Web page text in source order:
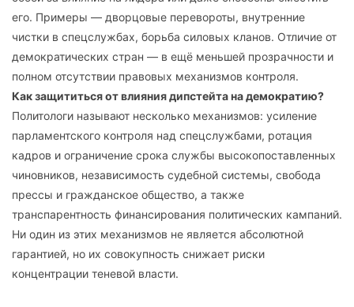
его. Примеры — дворцовые перевороты, внутренние
чистки в спецслужбах, борьба силовых кланов. Отличие от
демократических стран — в ещё меньшей прозрачности и
полном отсутствии правовых механизмов контроля.
Как защититься от влияния дипстейта на демократию?
Политологи называют несколько механизмов: усиление
парламентского контроля над спецслужбами, ротация
кадров и ограничение срока службы высокопоставленных
чиновников, независимость судебной системы, свобода
прессы и гражданское общество, а также
транспарентность финансирования политических кампаний.
Ни один из этих механизмов не является абсолютной
гарантией, но их совокупность снижает риски
концентрации теневой власти.